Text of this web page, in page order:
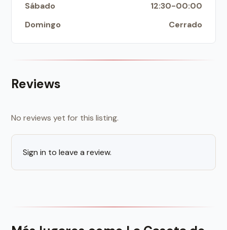
Sábado
12:30-00:00
Domingo
Cerrado
Reviews
No reviews yet for this listing.
Sign in to leave a review.